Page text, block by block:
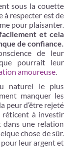
sous la couette
à respecter est de
pour plaisanter.
et cela
de confiance.
de leur
pourrait leur
amoureuse.
naturel le plus
manquer les
peur d’être rejeté
réticent à investir
dans une relation
chose de sûr.
leur argent et